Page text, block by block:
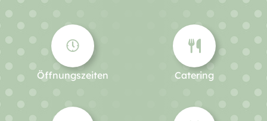
Öffnungszeiten Catering